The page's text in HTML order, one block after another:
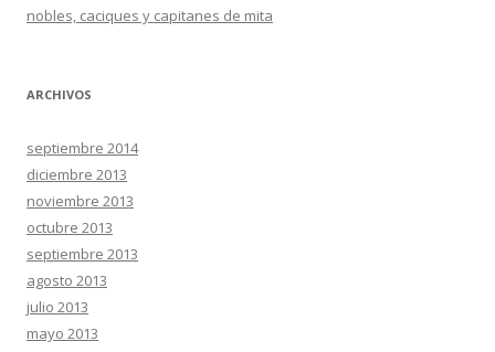
nobles, caciques y capitanes de mita
ARCHIVOS
septiembre 2014
diciembre 2013
noviembre 2013
octubre 2013
septiembre 2013
agosto 2013
julio 2013
mayo 2013